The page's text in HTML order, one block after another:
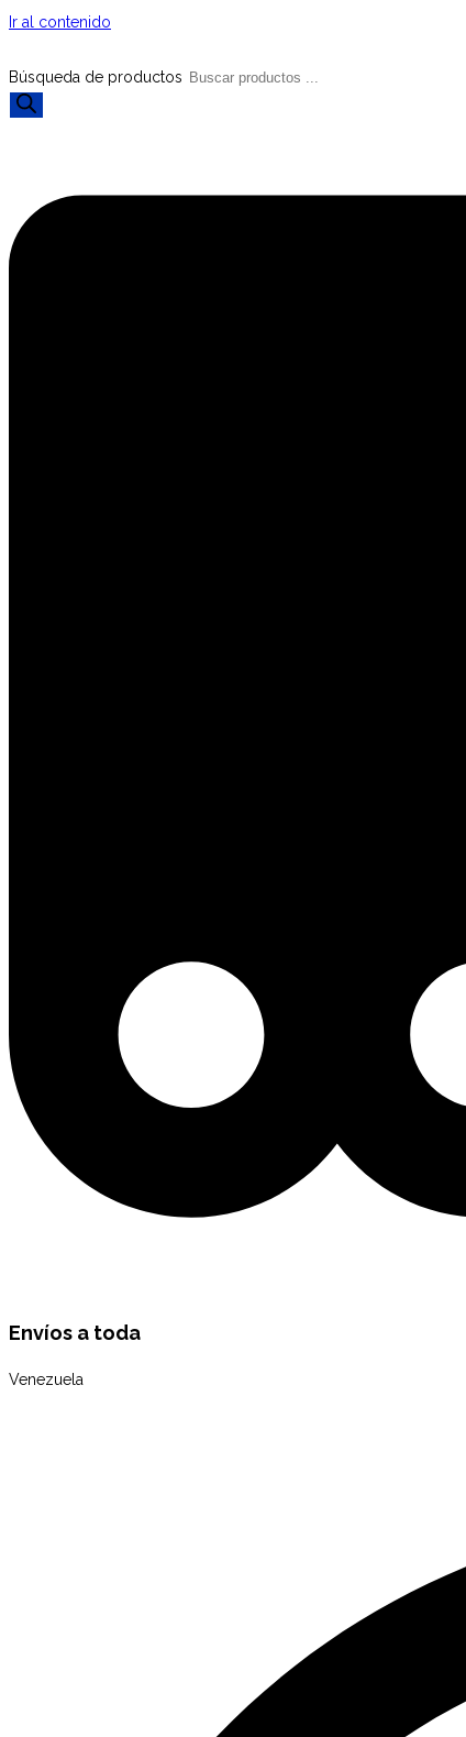
Ir al contenido
Búsqueda de productos
Envíos a toda
Venezuela